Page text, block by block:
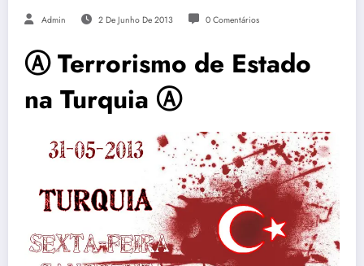
Admin 2 De Junho De 2013 0 Comentários
Ⓐ Terrorismo de Estado
na Turquia Ⓐ